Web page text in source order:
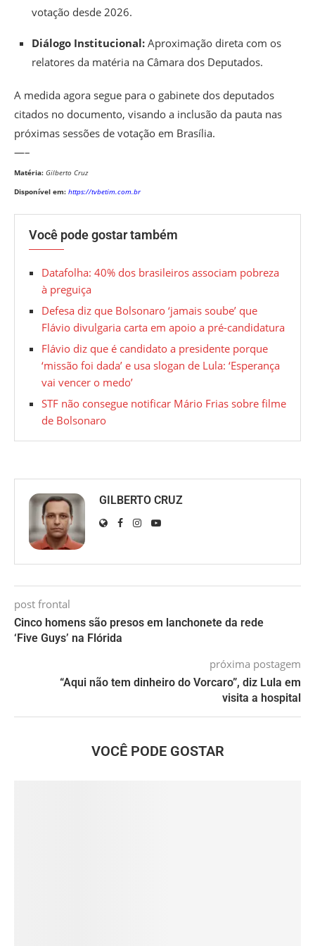
votação desde 2026.
Diálogo Institucional: Aproximação direta com os
relatores da matéria na Câmara dos Deputados.
A medida agora segue para o gabinete dos deputados
citados no documento, visando a inclusão da pauta nas
próximas sessões de votação em Brasília.
—–
Matéria: Gilberto Cruz
Disponível em: https://tvbetim.com.br
Você pode gostar também
Datafolha: 40% dos brasileiros associam pobreza
à preguiça
Defesa diz que Bolsonaro ‘jamais soube’ que
Flávio divulgaria carta em apoio a pré-candidatura
Flávio diz que é candidato a presidente porque
‘missão foi dada’ e usa slogan de Lula: ‘Esperança
vai vencer o medo’
STF não consegue notificar Mário Frias sobre filme
de Bolsonaro
GILBERTO CRUZ
post frontal
Cinco homens são presos em lanchonete da rede
‘Five Guys’ na Flórida
próxima postagem
“Aqui não tem dinheiro do Vorcaro”, diz Lula em
visita a hospital
VOCÊ PODE GOSTAR